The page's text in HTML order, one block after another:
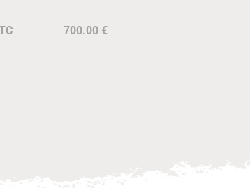
700.00 €